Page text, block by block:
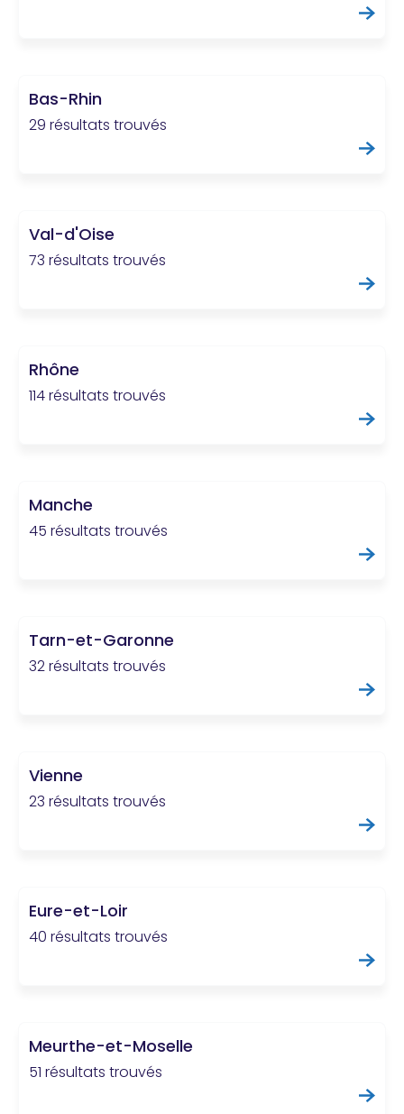
Bas-Rhin
29 résultats trouvés
Val-d'Oise
73 résultats trouvés
Rhône
114 résultats trouvés
Manche
45 résultats trouvés
Tarn-et-Garonne
32 résultats trouvés
Vienne
23 résultats trouvés
Eure-et-Loir
40 résultats trouvés
Meurthe-et-Moselle
51 résultats trouvés